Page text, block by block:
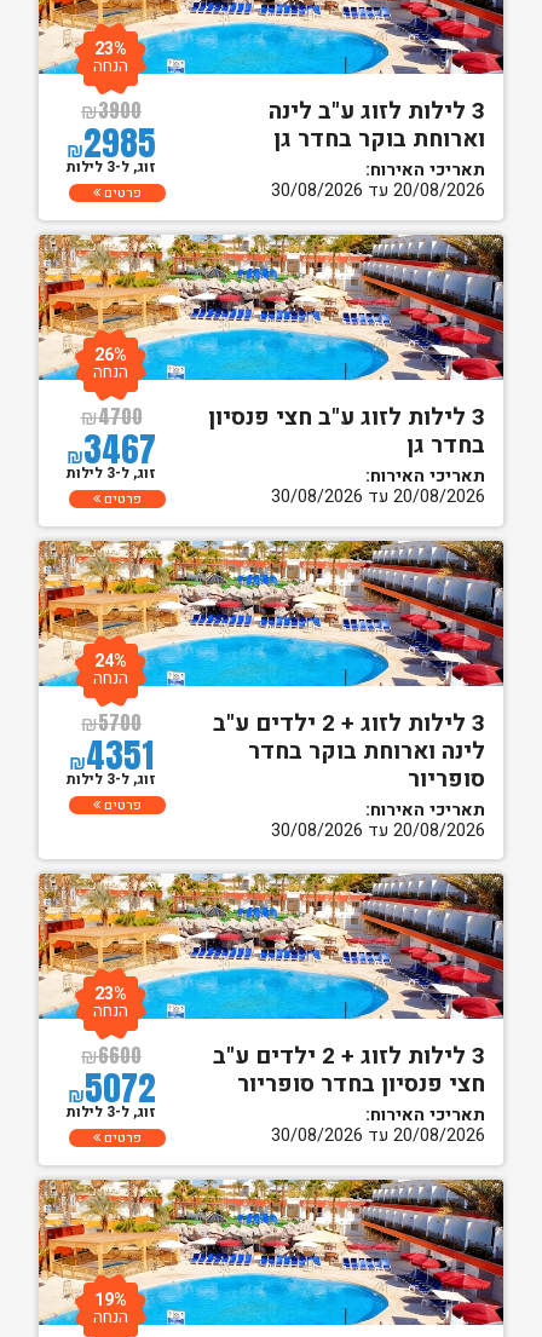
3 לילות לזוג ע"ב לינה
וארוחת בוקר בחדר גן
תאריכי האירוח:
20/08/2026 עד 30/08/2026
₪3900
₪2985
23%
הנחה
זוג, ל-3 לילות
פרטים
3 לילות לזוג ע"ב חצי פנסיון
בחדר גן
תאריכי האירוח:
20/08/2026 עד 30/08/2026
₪4700
₪3467
26%
הנחה
זוג, ל-3 לילות
פרטים
3 לילות לזוג + 2 ילדים ע"ב
לינה וארוחת בוקר בחדר
סופריור
תאריכי האירוח:
20/08/2026 עד 30/08/2026
₪5700
₪4351
24%
הנחה
זוג, ל-3 לילות
פרטים
3 לילות לזוג + 2 ילדים ע"ב
חצי פנסיון בחדר סופריור
תאריכי האירוח:
20/08/2026 עד 30/08/2026
₪6600
₪5072
23%
הנחה
זוג, ל-3 לילות
פרטים
19%
הנחה